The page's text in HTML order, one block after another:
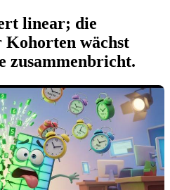
linear; die
wächst
zusammenbricht.